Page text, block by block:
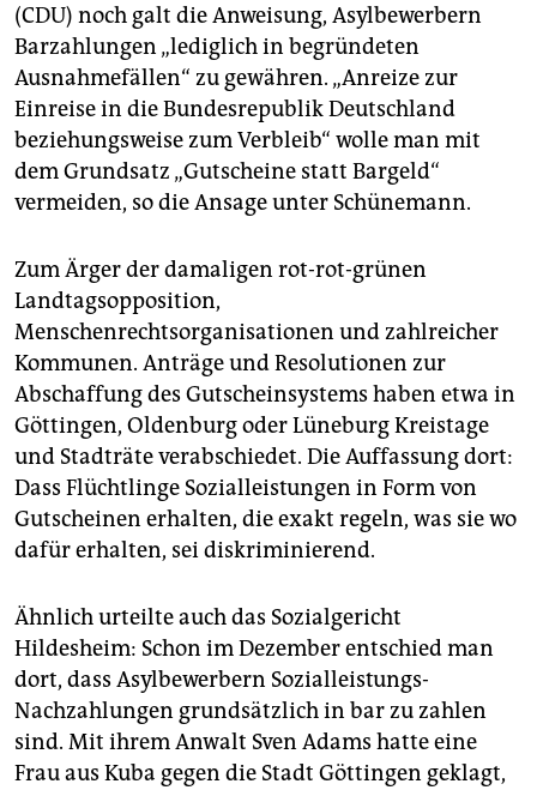
(CDU) noch galt die Anweisung, Asylbewerbern
Barzahlungen „lediglich in begründeten
Ausnahmefällen“ zu gewähren. „Anreize zur
Einreise in die Bundesrepublik Deutschland
beziehungsweise zum Verbleib“ wolle man mit
dem Grundsatz „Gutscheine statt Bargeld“
vermeiden, so die Ansage unter Schünemann.
Zum Ärger der damaligen rot-rot-grünen
Landtagsopposition,
Menschenrechtsorganisationen und zahlreicher
Kommunen. Anträge und Resolutionen zur
Abschaffung des Gutscheinsystems haben etwa in
Göttingen, Oldenburg oder Lüneburg Kreistage
und Stadträte verabschiedet. Die Auffassung dort:
Dass Flüchtlinge Sozialleistungen in Form von
Gutscheinen erhalten, die exakt regeln, was sie wo
dafür erhalten, sei diskriminierend.
Ähnlich urteilte auch das Sozialgericht
Hildesheim: Schon im Dezember entschied man
dort, dass Asylbewerbern Sozialleistungs-
Nachzahlungen grundsätzlich in bar zu zahlen
sind. Mit ihrem Anwalt Sven Adams hatte eine
Frau aus Kuba gegen die Stadt Göttingen geklagt,